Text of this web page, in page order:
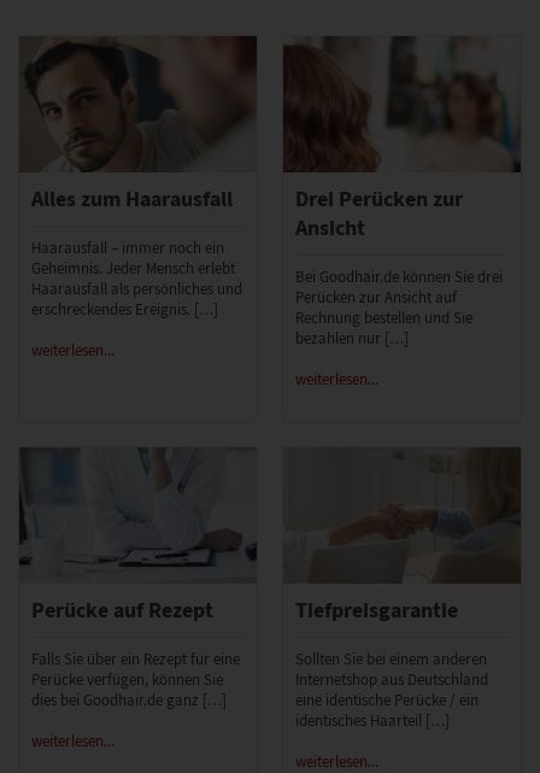
Alles zum Haarausfall
Haarausfall – immer noch ein
Geheimnis. Jeder Mensch erlebt
Haarausfall als persönliches und
erschreckendes Ereignis. […]
weiterlesen...
Drei Perücken zur
Ansicht
Bei Goodhair.de können Sie drei
Perücken zur Ansicht auf
Rechnung bestellen und Sie
bezahlen nur […]
weiterlesen...
Perücke auf Rezept
Falls Sie über ein Rezept für eine
Perücke verfügen, können Sie
dies bei Goodhair.de ganz […]
weiterlesen...
Tiefpreisgarantie
Sollten Sie bei einem anderen
Internetshop aus Deutschland
eine identische Perücke / ein
identisches Haarteil […]
weiterlesen...